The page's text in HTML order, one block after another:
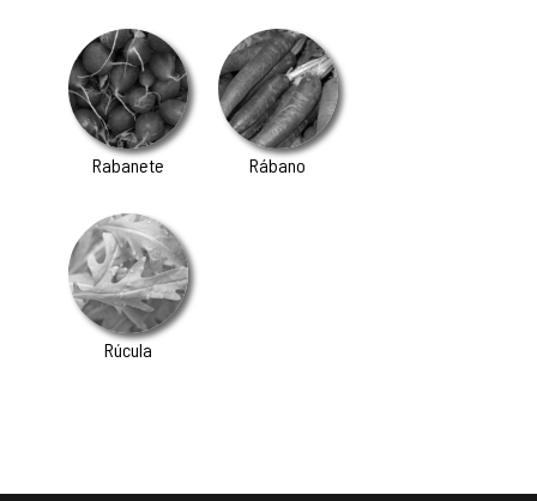
Rabanete Rábano
Rúcula